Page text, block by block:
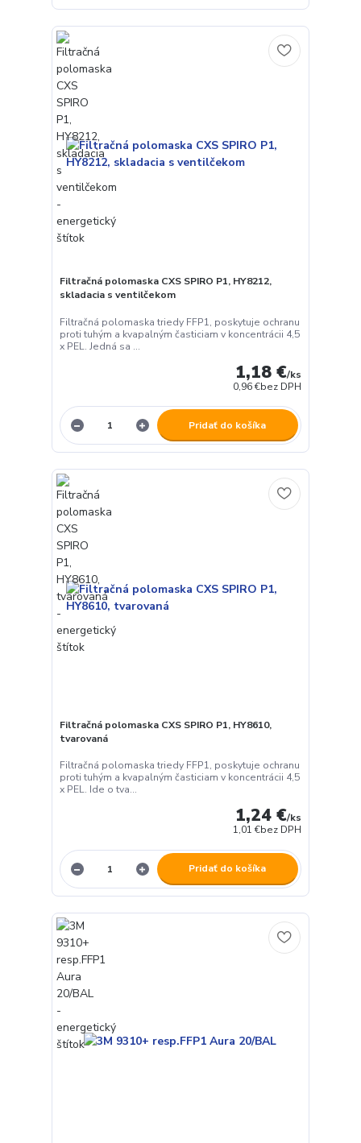
Filtračná polomaska CXS SPIRO P1, HY8212,
skladacia s ventilčekom
Filtračná polomaska triedy FFP1, poskytuje ochranu
proti tuhým a kvapalným časticiam v koncentrácii 4,5
x PEL. Jedná sa ...
1,18 €/ks
0,96 €bez DPH
Pridať do košíka
Filtračná polomaska CXS SPIRO P1, HY8610,
tvarovaná
Filtračná polomaska triedy FFP1, poskytuje ochranu
proti tuhým a kvapalným časticiam v koncentrácii 4,5
x PEL. Ide o tva...
1,24 €/ks
1,01 €bez DPH
Pridať do košíka